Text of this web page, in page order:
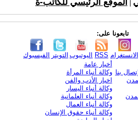
الموقع الرئيسي للكاتب-ة
تابعونا على:
الفيسبوك التويتر اليوتيوب RSS الانستغرام
بنا
أخبار عامة
وكالة أنباء المرأة
اخبار الأدب والفن
وكالة أنباء اليسار
وكالة أنباء العلمانية
وكالة أنباء العمال
وكالة أنباء حقوق الإنسان